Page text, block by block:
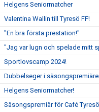
Helgens Seniormatcher
Valentina Wallin till Tyresö FF!
"En bra första prestation!"
"Jag var lugn och spelade mitt
Sportlovscamp 2024!
Dubbelseger i
Helgens Seniormatcher!
Säsongspremiär för Café